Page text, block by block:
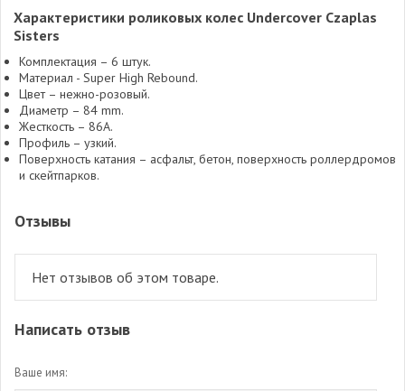
Характеристики роликовых колес Undercover Czaplas
Sisters
Комплектация – 6 штук.
Материал - Super High Rebound.
Цвет – нежно-розовый.
Диаметр – 84 mm.
Жесткость – 86A.
Профиль – узкий.
Поверхность катания – асфальт, бетон, поверхность роллердромов
и скейтпарков.
Отзывы
Нет отзывов об этом товаре.
Написать отзыв
Ваше имя: